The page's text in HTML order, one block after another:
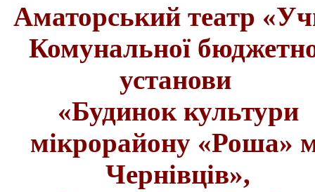
Аматорський театр
Комунальної
установи
«Будинок культури
мікрорайону «Роша»
Чернівців»,